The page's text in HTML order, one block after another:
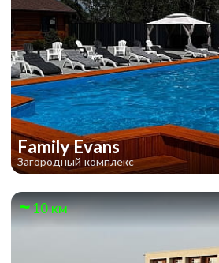
Family Evans
Загородный комплекс
10 км